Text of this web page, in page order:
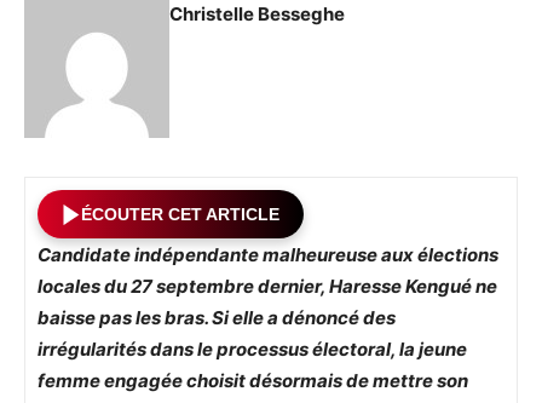
Christelle Besseghe
ÉCOUTER CET ARTICLE
Candidate indépendante malheureuse aux élections
locales du 27 septembre dernier, Haresse Kengué ne
baisse pas les bras. Si elle a dénoncé des
irrégularités dans le processus électoral, la jeune
femme engagée choisit désormais de mettre son